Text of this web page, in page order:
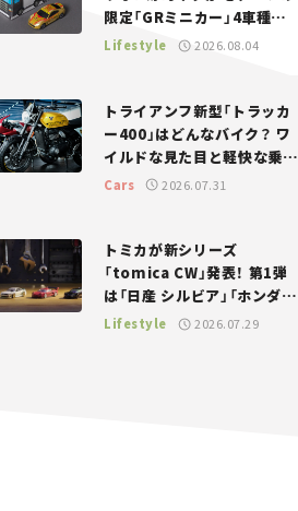
限定「GRミニカー」4車種が
登場。入手方法は？【クルマ
Lifestyle 2026.08.04
トライアンフ新型「トラッカ
ー400」はどんなバイク？ ワ
イルドな見た目と軽快な乗り
味を両立した400ccフラット
Cars 2026.07.31
トミカが新シリーズ
「tomica CW」発表！ 第1弾
は「日産 シルビア」「ホンダ
NSX」が登場。世界が注目す
Lifestyle 2026.07.29